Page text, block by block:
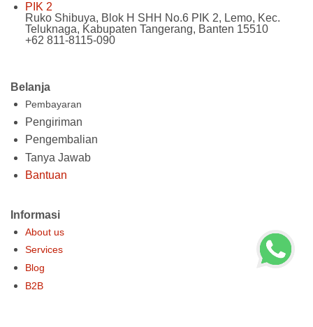
Belanja
Pembayaran
Pengiriman
Pengembalian
Tanya Jawab
Bantuan
Informasi
About us
Services
Blog
B2B
PIK 2
Ruko Shibuya, Blok H SHH No.6 PIK 2, Lemo, Kec.
Teluknaga, Kabupaten Tangerang, Banten 15510
+62 811-8115-090